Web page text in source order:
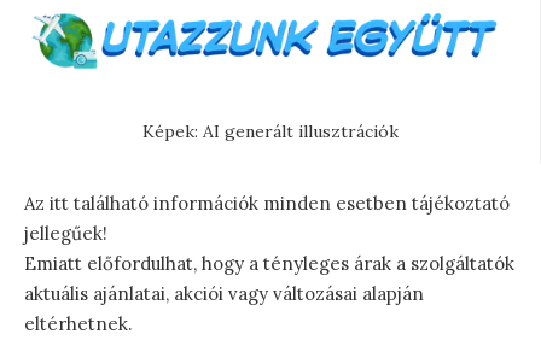
Képek: AI generált illusztrációk
Az itt található információk minden esetben tájékoztató
jellegűek!
Emiatt előfordulhat, hogy a tényleges árak a szolgáltatók
aktuális ajánlatai, akciói vagy változásai alapján
eltérhetnek.